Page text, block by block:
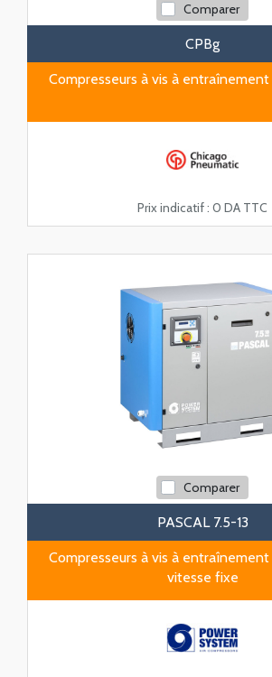
Comparer
CPBg
Compresseurs à vis à
Prix indicatif : 0 DA TTC
Comparer
PASCAL 7.5-13
Compresseurs à vis à
vitesse fixe